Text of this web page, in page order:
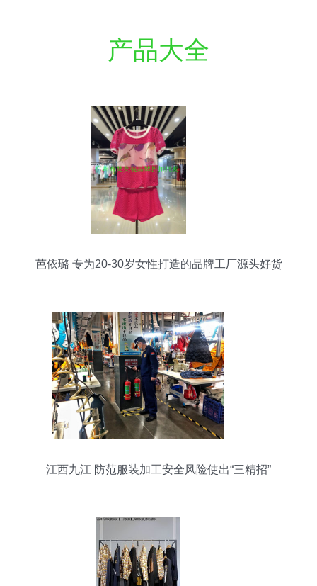
产品大全
芭依璐 专为20-30岁女性打造的品牌工厂源头好货
江西九江 防范服装加工安全风险使出“三精招”